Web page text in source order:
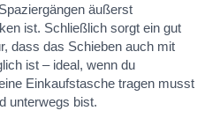
äußerst
ist. Schließlich sorgt ein gut
dass das Schieben auch mit
ist – ideal, wenn du
Einkaufstasche tragen musst
unterwegs bist.